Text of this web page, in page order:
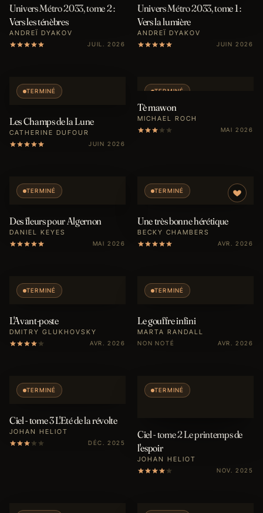
Univers Métro 2033, tome 2 :
Vers les ténèbres
ANDREÏ DYAKOV
JUIL. 2026
Univers Métro 2033, tome 1 :
Vers la lumière
ANDREÏ DYAKOV
JUIN 2026
TERMINÉ
Les Champs de la Lune
CATHERINE DUFOUR
JUIN 2026
TERMINÉ
Tè mawon
MICHAEL ROCH
MAI 2026
TERMINÉ
Des fleurs pour Algernon
DANIEL KEYES
MAI 2026
TERMINÉ
Une très bonne hérétique
BECKY CHAMBERS
AVR. 2026
TERMINÉ
L'Avant-poste
DMITRY GLUKHOVSKY
AVR. 2026
TERMINÉ
Le gouffre infini
MARTA RANDALL
NON NOTÉ AVR. 2026
TERMINÉ
Ciel - tome 3 L'Eté de la révolte
JOHAN HELIOT
DÉC. 2025
TERMINÉ
Ciel - tome 2 Le printemps de
l'espoir
JOHAN HELIOT
NOV. 2025